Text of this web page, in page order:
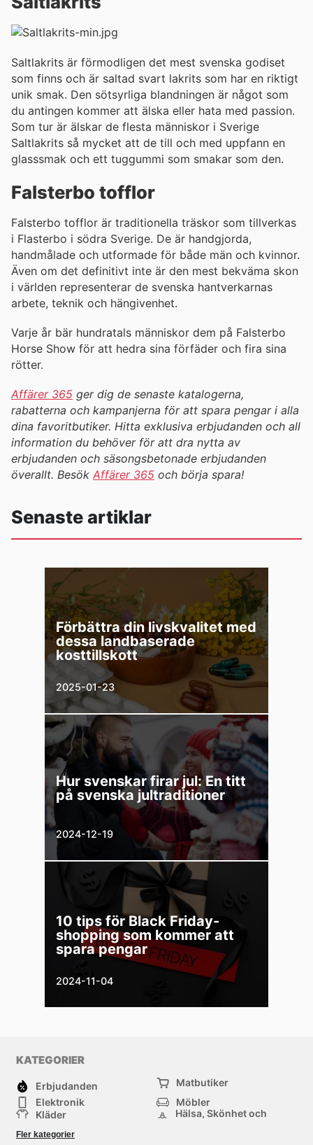
Saltlakrits är förmodligen det mest svenska godiset
som finns och är saltad svart lakrits som har en riktigt
unik smak. Den sötsyrliga blandningen är något som
du antingen kommer att älska eller hata med passion.
Som tur är älskar de flesta människor i Sverige
Saltlakrits så mycket att de till och med uppfann en
glasssmak och ett tuggummi som smakar som den.
Falsterbo tofflor
Falsterbo tofflor är traditionella träskor som tillverkas
i Flasterbo i södra Sverige. De är handgjorda,
handmålade och utformade för både män och kvinnor.
Även om det definitivt inte är den mest bekväma skon
i världen representerar de svenska hantverkarnas
arbete, teknik och hängivenhet.
Varje år bär hundratals människor dem på Falsterbo
Horse Show för att hedra sina förfäder och fira sina
rötter.
Affärer 365 ger dig de senaste katalogerna,
rabatterna och kampanjerna för att spara pengar i alla
dina favoritbutiker. Hitta exklusiva erbjudanden och all
information du behöver för att dra nytta av
erbjudanden och säsongsbetonade erbjudanden
överallt. Besök Affärer 365 och börja spara!
Senaste artiklar
Förbättra din livskvalitet med
dessa landbaserade
kosttillskott
2025-01-23
Hur svenskar firar jul: En titt
på svenska jultraditioner
2024-12-19
10 tips för Black Friday-
shopping som kommer att
spara pengar
2024-11-04
KATEGORIER
Erbjudanden
Matbutiker
Elektronik
Möbler
Kläder
Hälsa, Skönhet och
Bygg & Trädgård
Fler kategorier